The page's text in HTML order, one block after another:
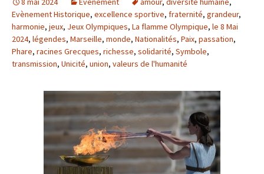
Evènement Historique, excellence sportive, fraternité, grandeur,
harmonie, jeux, Jeux Olympiques, La flamme Olympique, le 8 Mai
2024, légendes, Marseille, monde, Nationalités, Paix, passation,
Phare, racines Grecques, richesse, solidarité, Symbole,
transmission, Unicité, union, valeurs de l'humanité